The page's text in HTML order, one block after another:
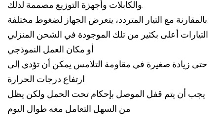
بالمقارنة مع التيار المتردد، يتعرض الجهاز لضغوط مختلفة:
التيارات أعلى بكثير من تلك الموجودة في الشحن المنزلي
أو مكان العمل النموذجي
حتى زيادة صغيرة في مقاومة التلامس يمكن أن تؤدي إلى
ارتفاع درجات الحرارة
يجب أن يتم قفل الموصل بإحكام تحت الحمل ولكن يظل
من السهل التعامل معه طوال اليوم